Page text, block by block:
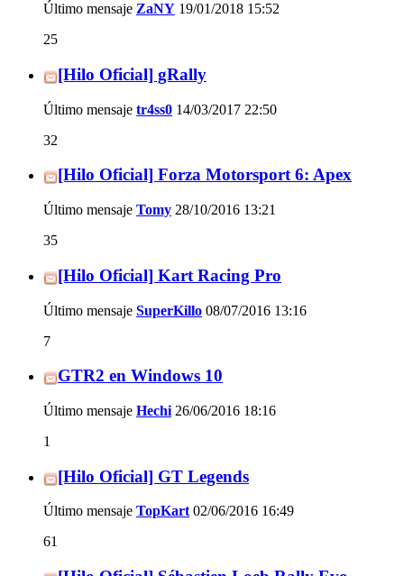
Último mensaje ZaNY 19/01/2018 15:52
25
[Hilo Oficial] gRally
Último mensaje tr4ss0 14/03/2017 22:50
32
[Hilo Oficial] Forza Motorsport 6: Apex
Último mensaje Tomy 28/10/2016 13:21
35
[Hilo Oficial] Kart Racing Pro
Último mensaje SuperKillo 08/07/2016 13:16
7
GTR2 en Windows 10
Último mensaje Hechi 26/06/2016 18:16
1
[Hilo Oficial] GT Legends
Último mensaje TopKart 02/06/2016 16:49
61